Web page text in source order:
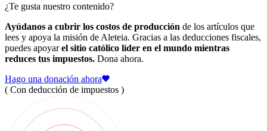
¿Te gusta nuestro contenido?
Ayúdanos a cubrir los costos de producción de los artículos que
lees y apoya la misión de Aleteia. Gracias a las deducciones fiscales,
puedes apoyarel sitio católico líder en el mundo mientras
reduces tus impuestos. Dona ahora.
Hago una donación ahora
( Con deducción de impuestos )